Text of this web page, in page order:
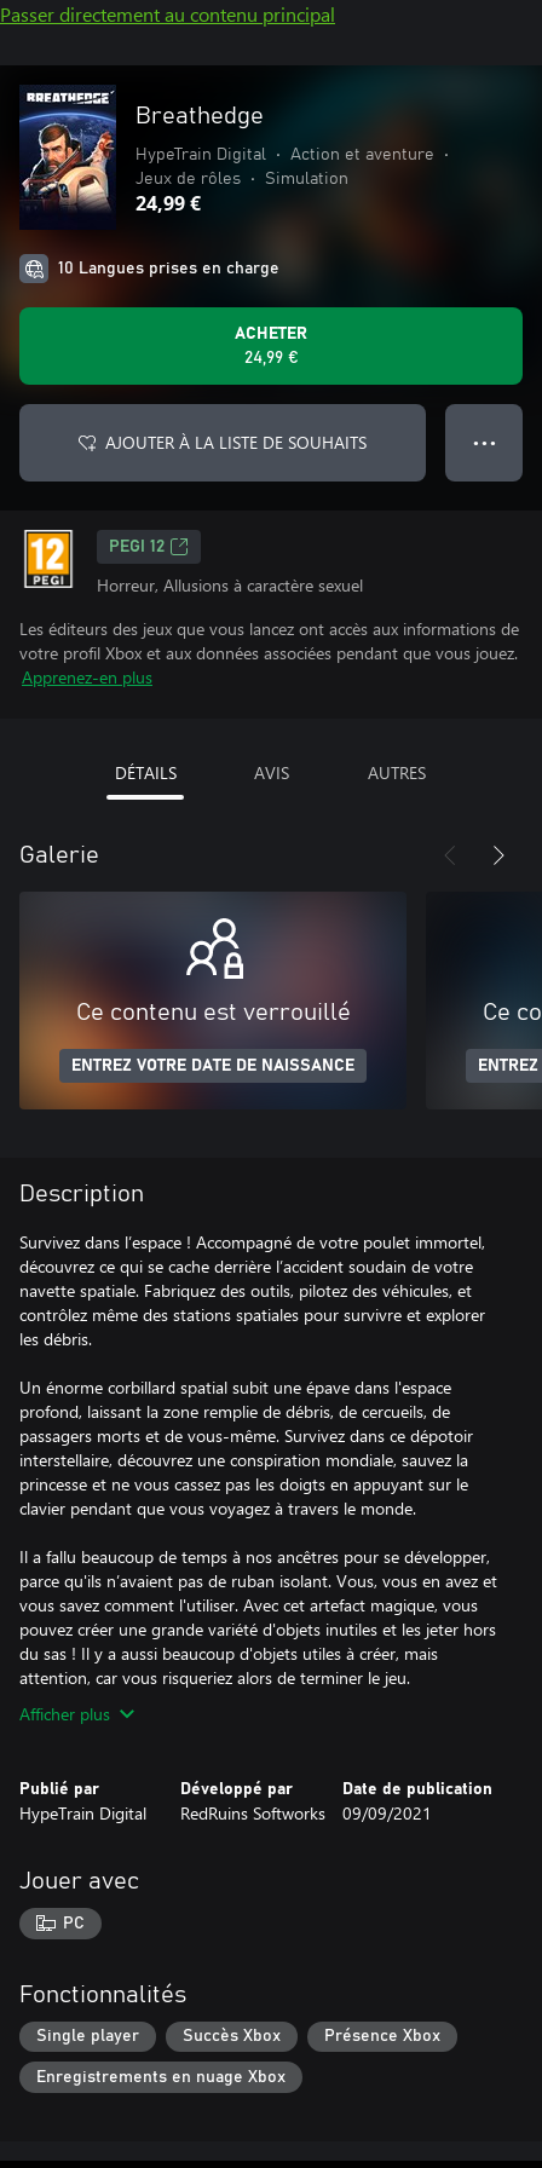
Passer directement au contenu principal
Breathedge
HypeTrain Digital‬ • Action et aventure
•
Jeux de rôles
• Simulation
24,99 €
10 Langues prises en charge
ACHETER
24,99 €
AJOUTER À LA LISTE DE SOUHAITS ● ● ●
PEGI 12
Horreur, Allusions à caractère sexuel
Les éditeurs des jeux que vous lancez ont accès aux informations de
votre profil Xbox et aux données associées pendant que vous jouez.
Apprenez-en plus
DÉTAILS AVIS AUTRES
Galerie
Ce contenu est verrouillé
ENTREZ VOTRE DATE DE NAISSANCE
Ce
Description
Survivez dans l’espace ! Accompagné de votre poulet immortel,
découvrez ce qui se cache derrière l’accident soudain de votre
navette spatiale. Fabriquez des outils, pilotez des véhicules, et
contrôlez même des stations spatiales pour survivre et explorer
les débris.
Un énorme corbillard spatial subit une épave dans l'espace
profond, laissant la zone remplie de débris, de cercueils, de
passagers morts et de vous-même. Survivez dans ce dépotoir
interstellaire, découvrez une conspiration mondiale, sauvez la
princesse et ne vous cassez pas les doigts en appuyant sur le
clavier pendant que vous voyagez à travers le monde.
Il a fallu beaucoup de temps à nos ancêtres pour se développer,
parce qu'ils n’avaient pas de ruban isolant. Vous, vous en avez et
vous savez comment l'utiliser. Avec cet artefact magique, vous
pouvez créer une grande variété d'objets inutiles et les jeter hors
du sas ! Il y a aussi beaucoup d'objets utiles à créer, mais
attention, car vous risqueriez alors de terminer le jeu.
Afficher plus
Publié par
HypeTrain Digital‬
Développé par
RedRuins Softworks
Date de publication
09/09/2021
Jouer avec
PC
Fonctionnalités
Single player Succès Xbox Présence Xbox
Enregistrements en nuage Xbox